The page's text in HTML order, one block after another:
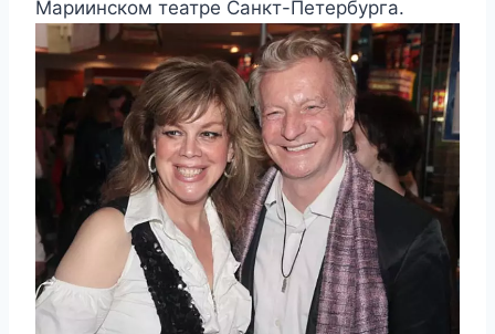
Мариинском театре Санкт-Петербурга.